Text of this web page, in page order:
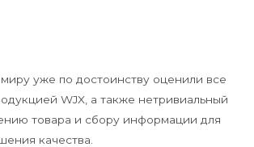
уже по достоинству оценили все
WJX, а также нетривиальный
товара и сбору информации для
качества.